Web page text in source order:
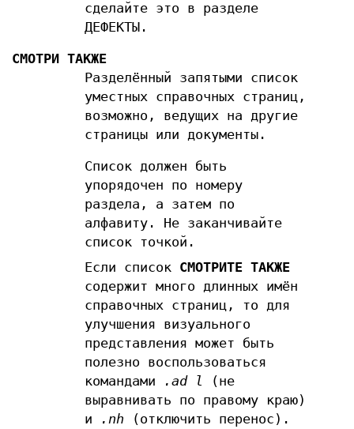
сделайте это в разделе
ДЕФЕКТЫ.
СМОТРИ ТАКЖЕ
Разделённый запятыми список
уместных справочных страниц,
возможно, ведущих на другие
страницы или документы.
Список должен быть
упорядочен по номеру
раздела, а затем по
алфавиту. Не заканчивайте
список точкой.
Если список СМОТРИТЕ ТАКЖЕ
содержит много длинных имён
справочных страниц, то для
улучшения визуального
представления может быть
полезно воспользоваться
командами
.ad l
(не
выравнивать по правому краю)
и
.nh (отключить перенос).